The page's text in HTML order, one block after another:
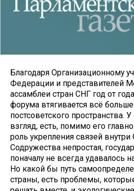
Благодаря Организационному
Федерации и представителей
ассамблеи стран СНГ год от
форума втягивается всё больше
постсоветского пространства.
взгляд, есть, помимо его
роль укрепления связей
Содружества непростая,
поначалу не всегда удавалось
Но какой бы путь
страны, есть проблемы,